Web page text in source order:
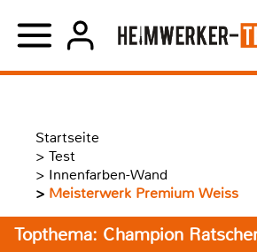
Startseite
> Test
> Innenfarben-Wand
> Meisterwerk Premium Weiss
Topthema: Champion